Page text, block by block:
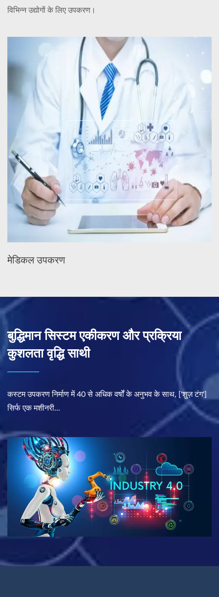
विभिन्न उद्योगों के लिए उपकरण।
मेडिकल उपकरण
बुद्धिमान सिस्टम एकीकरण और प्रक्रिया
कुशलता वृद्धि साथी
कस्टम उपकरण निर्माण में 40 से अधिक वर्षों के अनुभव के साथ, ['शुज़ टंग']
सिर्फ एक मशीनरी...